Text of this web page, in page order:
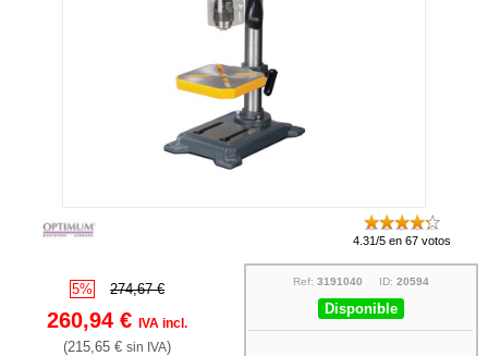
4.31/5 en 67 votos
5% 274,67 €
260,94 €IVA incl.
(215,65 €sin IVA)
Ref: 3191040 ID: 20594
Disponible